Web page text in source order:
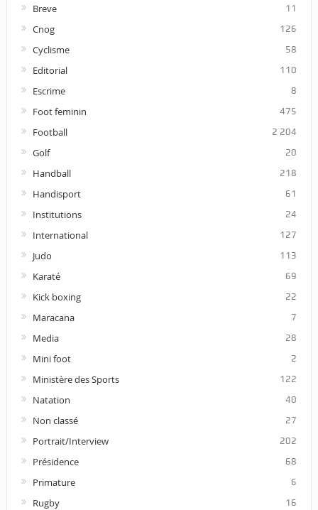
Breve 11
Cnog 126
Cyclisme 58
Editorial 110
Escrime 8
Foot feminin 475
Football 2 204
Golf 20
Handball 218
Handisport 61
Institutions 24
International 127
Judo 113
Karaté 69
Kick boxing 22
Maracana 7
Media 28
Mini foot 2
Ministère des Sports 122
Natation 40
Non classé 27
Portrait/Interview 202
Présidence 68
Primature 6
Rugby 16